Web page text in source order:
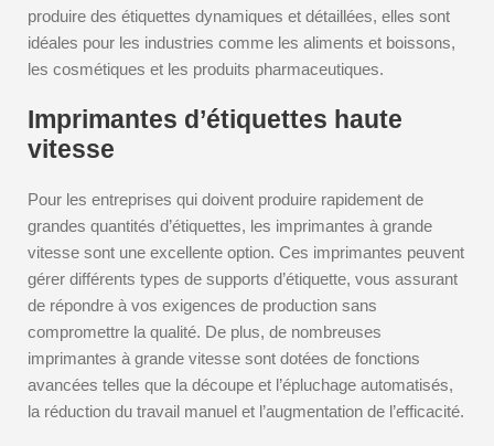
produire des étiquettes dynamiques et détaillées, elles sont
idéales pour les industries comme les aliments et boissons,
les cosmétiques et les produits pharmaceutiques.
Imprimantes d’étiquettes haute
vitesse
Pour les entreprises qui doivent produire rapidement de
grandes quantités d’étiquettes, les imprimantes à grande
vitesse sont une excellente option. Ces imprimantes peuvent
gérer différents types de supports d’étiquette, vous assurant
de répondre à vos exigences de production sans
compromettre la qualité. De plus, de nombreuses
imprimantes à grande vitesse sont dotées de fonctions
avancées telles que la découpe et l’épluchage automatisés,
la réduction du travail manuel et l’augmentation de l’efficacité.